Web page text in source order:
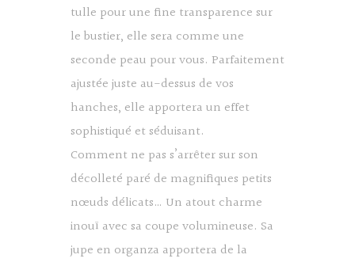
tulle pour une fine transparence sur
le bustier, elle sera comme une
seconde peau pour vous. Parfaitement
ajustée juste au-dessus de vos
hanches, elle apportera un effet
sophistiqué et séduisant.
Comment ne pas s’arrêter sur son
décolleté paré de magnifiques petits
nœuds délicats… Un atout charme
inouï avec sa coupe volumineuse. Sa
jupe en organza apportera de la